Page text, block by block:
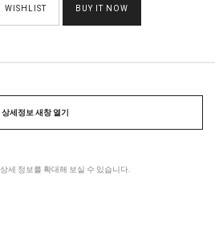
WISHLIST BUY IT NOW
상세정보 새창 열기
상세 정보를 확대해 보실 수 있습니다.